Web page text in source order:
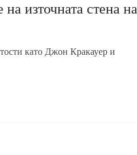
източната стена на
като Джон Кракауер и